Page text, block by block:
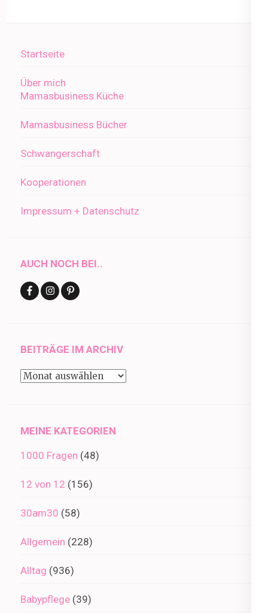
Startseite
Über mich
Mamasbusiness Küche
Mamasbusiness Bücher
Schwangerschaft
Kooperationen
Impressum + Datenschutz
AUCH NOCH BEI..
BEITRÄGE IM ARCHIV
Beiträge
MEINE KATEGORIEN
1000 Fragen (48)
12 von 12 (156)
30am30 (58)
Allgemein (228)
Alltag (936)
Babypflege (39)